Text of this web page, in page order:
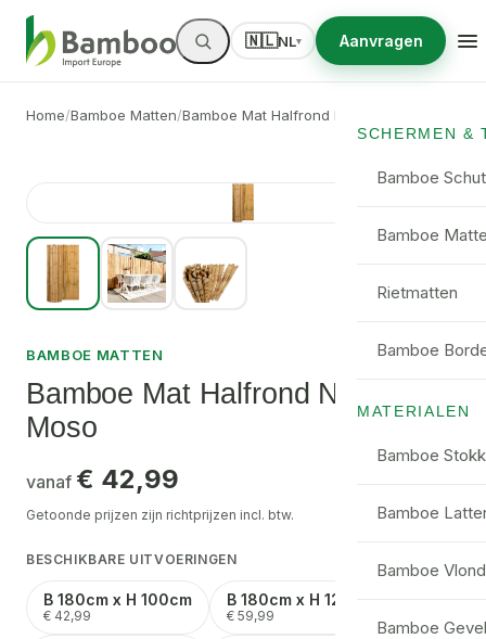
🇳🇱NL▾ Aanvragen
SCHERMEN &
Bamboe
Bamboe
Rietmatten
Bamboe
MATERIALEN
Bamboe
Bamboe
Bamboe
Bamboe
Home/Bamboe Matten/Bamboe Mat Halfrond Naturel - Moso
BAMBOE MATTEN
Bamboe Mat Halfrond Naturel -
Moso
vanaf € 42,99
Getoonde prijzen zijn richtprijzen incl. btw.
BESCHIKBARE UITVOERINGEN
B 180cm x H 100cm
€ 42,99
B 180cm x H 120cm
€ 59,99